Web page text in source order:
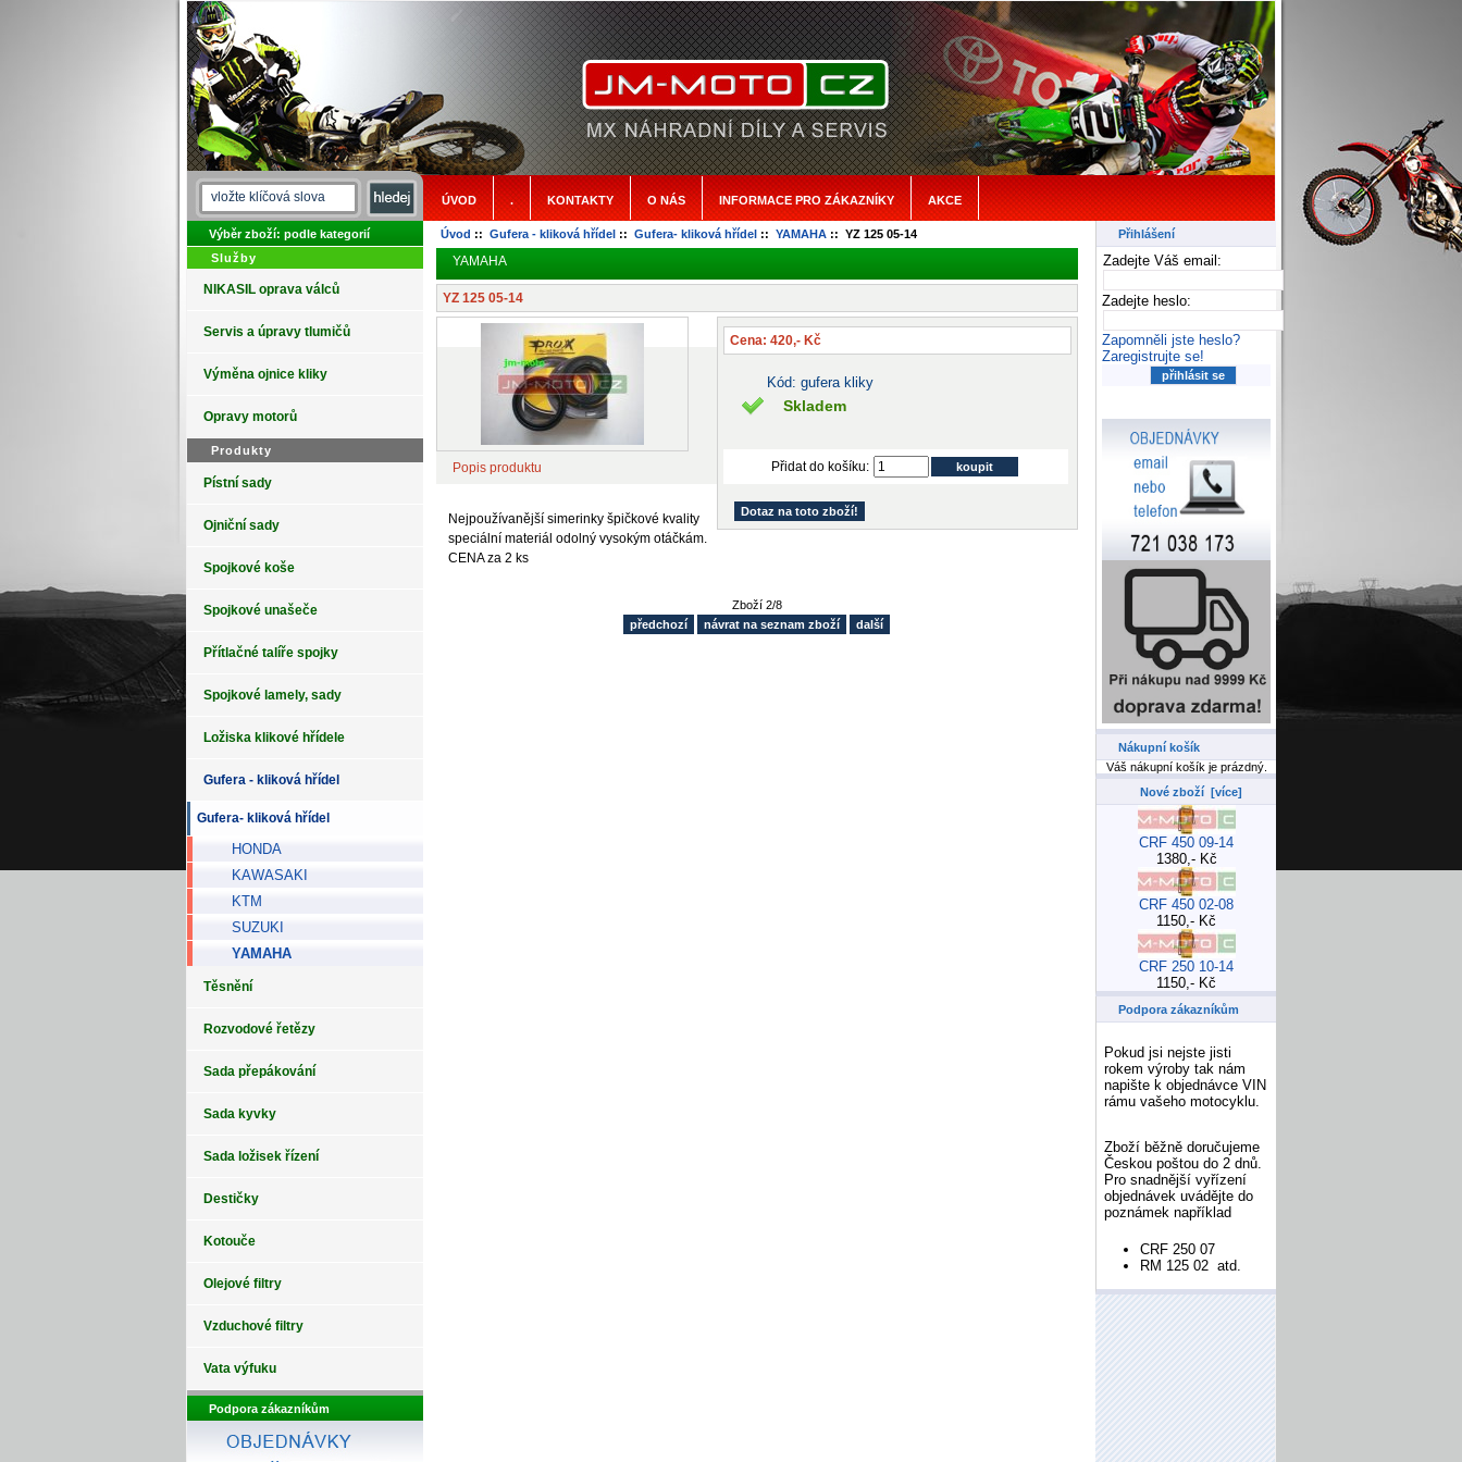
ÚVOD . KONTAKTY O NÁS INFORMACE PRO ZÁKAZNÍKY AKCE
Výběr zboží: podle kategorií
Služby
NIKASIL oprava válců
Servis a úpravy tlumičů
Výměna ojnice kliky
Opravy motorů
Produkty
Pístní sady
Ojniční sady
Spojkové koše
Spojkové unašeče
Přítlačné talíře spojky
Spojkové lamely, sady
Ložiska klikové hřídele
Gufera - kliková hřídel
Gufera- kliková hřídel
HONDA
KAWASAKI
KTM
SUZUKI
YAMAHA
Těsnění
Rozvodové řetězy
Sada přepákování
Sada kyvky
Sada ložisek řízení
Destičky
Kotouče
Olejové filtry
Vzduchové filtry
Vata výfuku
Podpora zákazníkům
Úvod :: Gufera - kliková hřídel:: Gufera- kliková hřídel:: YAMAHA:: YZ 125 05-14
YAMAHA
YZ 125 05-14
Cena: 420,- Kč
Kód: gufera kliky
Skladem
Přidat do košíku:
Dotaz na toto zboží!
Popis produktu
Nejpoužívanější simerinky špičkové kvality
speciální materiál odolný vysokým otáčkám.
CENA za 2 ks
Zboží 2/8
předchozí
návrat na seznam zboží další
Přihlášení
Zadejte Váš email:
Zadejte heslo:
Zapomněli jste heslo?
Zaregistrujte se!
Nákupní košík
Váš nákupní košík je prázdný.
Nové zboží [více]
CRF 450 09-14
1380,- Kč
CRF 450 02-08
1150,- Kč
CRF 250 10-14
1150,- Kč
Podpora zákazníkům
Pokud jsi nejste jisti
rokem výroby tak nám
napište k objednávce VIN
rámu vašeho motocyklu.
Zboží běžně doručujeme
Českou poštou do 2 dnů.
Pro snadnější vyřízení
objednávek uvádějte do
poznámek například
CRF 250 07
RM 125 02 atd.